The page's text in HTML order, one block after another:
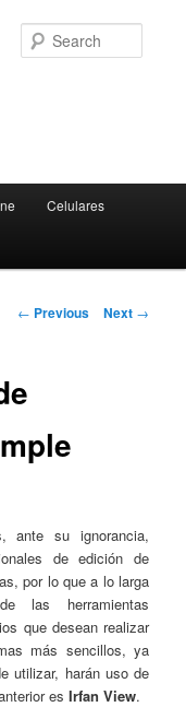
Celulares
Post
← Previous Next →
ante su ignorancia,
de edición de
por lo que a lo larga
las herramientas
que desean realizar
más sencillos, ya
utilizar, harán uso de
esIrfan View.